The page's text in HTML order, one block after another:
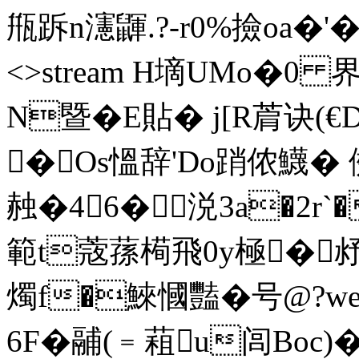
甁跅n瀗鼲.?-r0%撿
<>stream H墑UMo�0 界
N暨�E貼� j[R菺诀
�Os慍辞'Do踃侬鱴
赨�46� 涚
範t蔲蓀槆飛0y極
燭f�鯠慖豔�号
6F�鬴(﹦蒩u闾